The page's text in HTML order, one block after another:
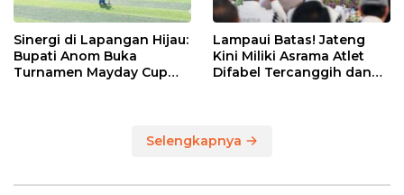
Sinergi di Lapangan Hijau:
Bupati Anom Buka
Turnamen Mayday Cup
Lampaui Batas! Jateng
Kini Miliki Asrama Atlet
Difabel Tercanggih dan
Selengkapnya